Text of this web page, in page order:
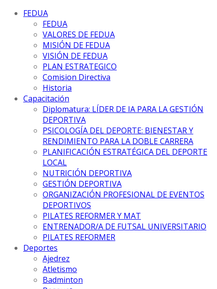
FEDUA
FEDUA
VALORES DE FEDUA
MISIÓN DE FEDUA
VISIÓN DE FEDUA
PLAN ESTRATEGICO
Comision Directiva
Historia
Capacitación
Diplomatura: LÍDER DE IA PARA LA GESTIÓN
DEPORTIVA
PSICOLOGÍA DEL DEPORTE: BIENESTAR Y
RENDIMIENTO PARA LA DOBLE CARRERA
PLANIFICACIÓN ESTRATÉGICA DEL DEPORTE
LOCAL
NUTRICIÓN DEPORTIVA
GESTIÓN DEPORTIVA
ORGANIZACIÓN PROFESIONAL DE EVENTOS
DEPORTIVOS
PILATES REFORMER Y MAT
ENTRENADOR/A DE FUTSAL UNIVERSITARIO
PILATES REFORMER
Deportes
Ajedrez
Atletismo
Badminton